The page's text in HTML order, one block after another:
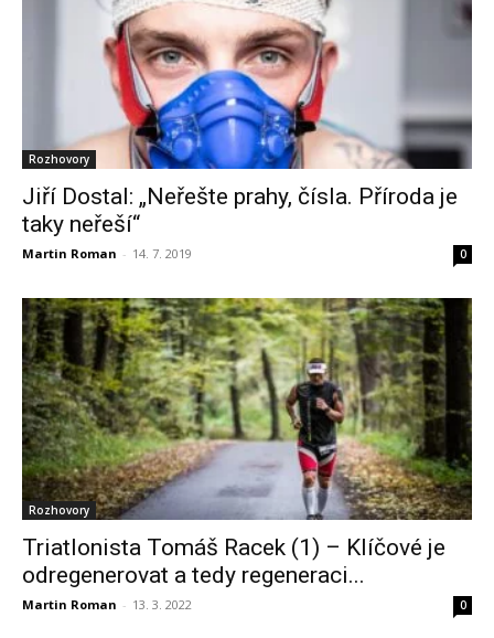
Rozhovory
Jiří Dostal: „Neřešte prahy, čísla. Příroda je
taky neřeší“
Martin Roman - 14. 7. 2019 0
Rozhovory
Triatlonista Tomáš Racek (1) – Klíčové je
odregenerovat a tedy regeneraci...
Martin Roman - 13. 3. 2022 0